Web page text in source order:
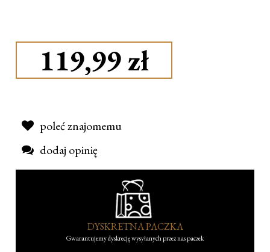
119,99 zł
poleć znajomemu
dodaj opinię
DYSKRETNA PACZKA
Gwarantujemy dyskrecję wysyłanych przez nas paczek